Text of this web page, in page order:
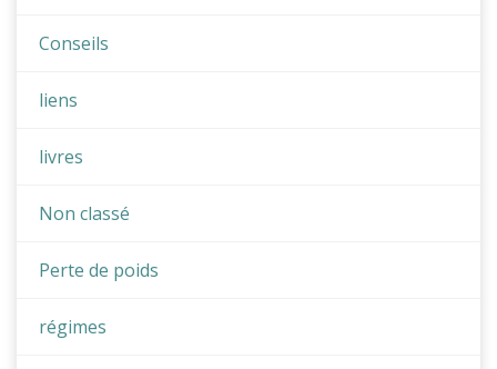
Conseils
liens
livres
Non classé
Perte de poids
régimes